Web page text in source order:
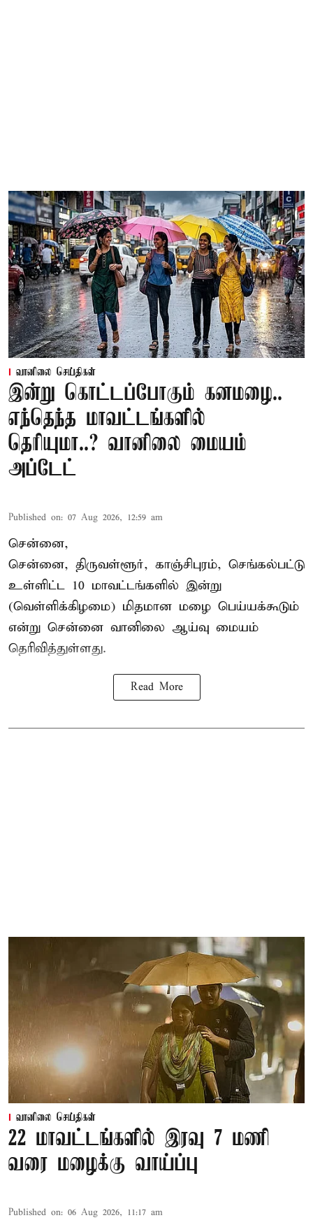
வானிலை செய்திகள்
இன்று கொட்டப்போகும் கனமழை..
எந்தெந்த மாவட்டங்களில்
தெரியுமா..? வானிலை மையம்
அப்டேட்
Published on: 07 Aug 2026, 12:59 am
சென்னை,
சென்னை, திருவள்ளூர், காஞ்சிபுரம், செங்கல்பட்டு
உள்ளிட்ட 10 மாவட்டங்களில் இன்று
(வெள்ளிக்கிழமை) மிதமான மழை பெய்யக்கூடும்
என்று சென்னை வானிலை ஆய்வு மையம்
தெரிவித்துள்ளது.
Read More
வானிலை செய்திகள்
22 மாவட்டங்களில் இரவு 7 மணி
வரை மழைக்கு வாய்ப்பு
Published on: 06 Aug 2026, 11:17 am